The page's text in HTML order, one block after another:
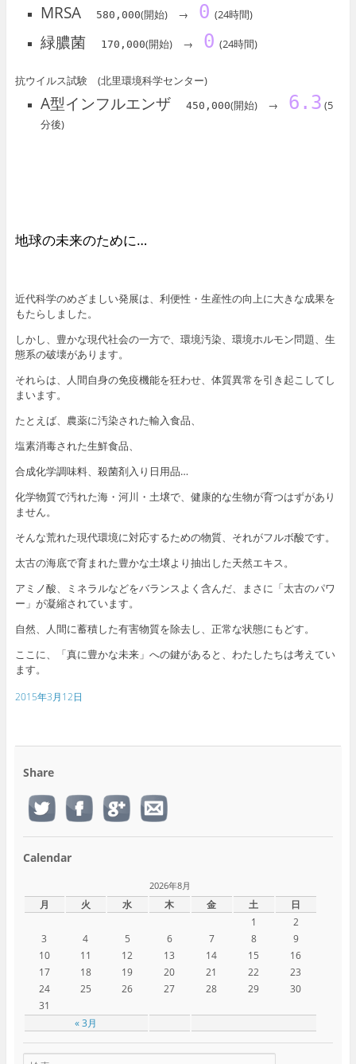
MRSA 580,000(開始) → 0 (24時間)
緑膿菌 170,000(開始) → 0 (24時間)
抗ウイルス試験 (北里環境科学センター)
A型インフルエンザ450,000(開始) → 6.3 (5
分後)
地球の未来のために…
近代科学のめざましい発展は、利便性・生産性の向上に大きな成果を
もたらしました。
しかし、豊かな現代社会の一方で、環境汚染、環境ホルモン問題、生
態系の破壊があります。
それらは、人間自身の免疫機能を狂わせ、体質異常を引き起こしてし
まいます。
たとえば、農薬に汚染された輸入食品、
塩素消毒された生鮮食品、
合成化学調味料、殺菌剤入り日用品…
化学物質で汚れた海・河川・土壌で、健康的な生物が育つはずがあり
ません。
そんな荒れた現代環境に対応するための物質、それがフルボ酸です。
太古の海底で育まれた豊かな土壌より抽出した天然エキス。
アミノ酸、ミネラルなどをバランスよく含んだ、まさに「太古のパワ
ー」が凝縮されています。
自然、人間に蓄積した有害物質を除去し、正常な状態にもどす。
ここに、「真に豊かな未来」への鍵があると、わたしたちは考えてい
ます。
2015年3月12日
Share
Calendar
2026年8月
月 火 水 木 金 土 日
« 3月
1
2
3
4 5 6 7 8
9
10
11 12 13 14 15
16
17
18 19 20 21 22
23
24
25 26 27 28 29
30
31